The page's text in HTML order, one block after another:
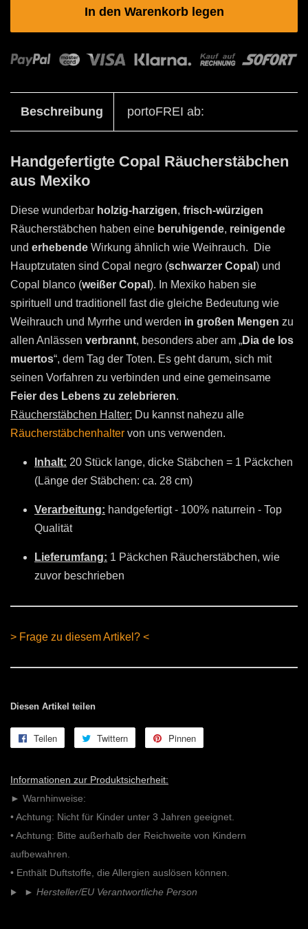
In den Warenkorb legen
Beschreibung portoFREI ab:
Handgefertigte Copal Räucherstäbchen
aus Mexiko
Diese wunderbar holzig-harzigen, frisch-würzigen
Räucherstäbchen haben eine beruhigende, reinigende
und erhebende Wirkung ähnlich wie Weihrauch. Die
Hauptzutaten sind Copal negro (schwarzer Copal ) und
Copal blanco (weißer Copal ). In Mexiko haben sie
spirituell und traditionell fast die gleiche Bedeutung wie
Weihrauch und Myrrhe und werden in großen Mengen zu
allen Anlässen verbrannt, besonders aber am „Dia de los
muertos“, dem Tag der Toten. Es geht darum, sich mit
seinen Vorfahren zu verbinden und eine gemeinsame
Feier des Lebens zu zelebrieren.
Räucherstäbchen Halter: Du kannst nahezu alle
Räucherstäbchenhalter von uns verwenden.
Inhalt: 20 Stück lange, dicke Stäbchen = 1 Päckchen
(Länge der Stäbchen: ca. 28 cm)
Verarbeitung: handgefertigt - 100% naturrein - Top
Qualität
Lieferumfang: 1 Päckchen Räucherstäbchen, wie
zuvor beschrieben
> Frage zu diesem Artikel? <
Diesen Artikel teilen
Teilen
teilen
Twittern
twittern
Pinnen
Informationen zur Produktsicherheit:
► Warnhinweise:
• Achtung: Nicht für Kinder unter 3 Jahren geeignet.
• Achtung: Bitte außerhalb der Reichweite von Kindern
aufbewahren.
• Enthält Duftstoffe, die Allergien auslösen können.
► Hersteller/EU Verantwortliche Person